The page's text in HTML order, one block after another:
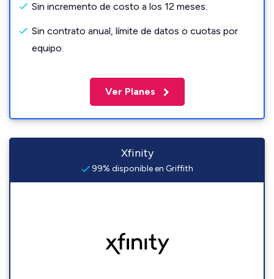
Sin incremento de costo a los 12 meses.
Sin contrato anual, límite de datos o cuotas por
equipo.
Ver Planes
Xfinity
99% disponible en Griffith